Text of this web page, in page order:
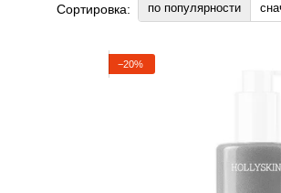
Сортировка: по популярности
−20%